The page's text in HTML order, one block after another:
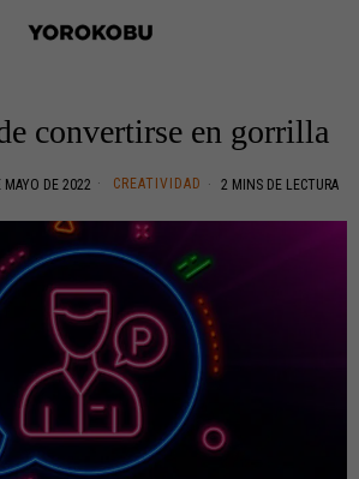
convertirse en gorrilla
MAYO DE 2022 CREATIVIDAD 2 MINS DE LECTURA